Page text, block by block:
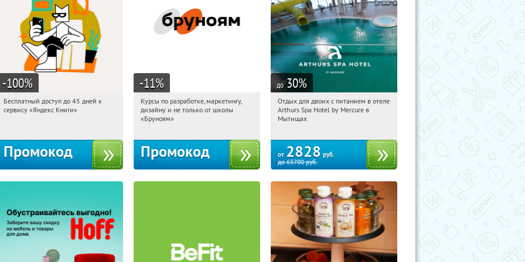
-100%
01:07:05
Получи первым!
Бесплатный доступ до 45 дней к
сервису «Яндекс Книги»
Промокод
-11%
01:07:05
Получи первым!
Россия
Курсы по разработке, маркетингу,
дизайну и не только от школы
«Бруноям»
Промокод
до 30%
01:07:05
Купи первым!
Московская обл., г. Мытищи, д.
Отдых для двоих с питанием в отеле
Arthurs Spa Hotel by Mercure в
Мытищах
от 2828 руб.
до65700руб.